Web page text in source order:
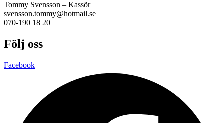
Tommy Svensson – Kassör
svensson.tommy@hotmail.se
070-190 18 20
Följ oss
Facebook